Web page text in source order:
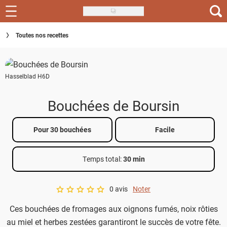
Skip
to
main
Recettes
Inspirations
Conseils
Menu de la semaine
Actus
Téléchargez l'app Saveurs Recettes
Index des recettes
Toutes nos recettes
Hasselblad H6D
Bouchées de Boursin
Pour 30 bouchées Facile
Temps total:30 min
A star rating of 0 out of 5.
0 avis Noter
Ces bouchées de fromages aux oignons fumés, noix rôties
au miel et herbes zestées garantiront le succès de votre fête.